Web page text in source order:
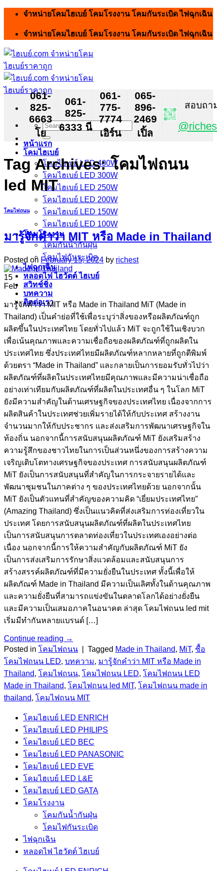
Skip
content
จำหน่ายโคมไฮเบย์ โคมโรงงาน โคมกันระเบิด ไฟฉุกเฉิน
จำหน่ายโคมไฮเบย์ โคมโรงงาน โคมกันระเบิด ไฟฉุกเฉิน
Search
for:
หน้าแรก
โคมไฮเบย์
โคมไฮเบย์ LED 400W
โคมไฮเบย์ LED 300W
โคมไฮเบย์ LED 250W
โคมไฮเบย์ LED 200W
โคมไฮเบย์ LED 150W
โคมไฮเบย์ LED 100W
โคมโรงงาน
โคมกันน้ำกันฝุ่น
โคมไฟกันระเบิด
ไฟฉุกเฉิน
หลอดไฟ ไฮวัตต์ ไฮเบย์
สวิทช์ชิ่ง
บทความ
ติดต่อเรา
061-
825-
6663
โย
061-
825-
6333 นี
061-
775-
7774
เอิร์น
065-
896-
2469
เปิ้ล
สอบถา
Tag Archives:โคมไฟถนน
led MIT
โคมไฟถนน
มารู้จักคำว่า MIT หรือ Made in Thailand
Posted on February 15, 2024 by richest
15
Feb
มารู้จักคำว่า MIT หรือ Made in Thailand MiT (Made in
Thailand) เป็นคำย่อที่ใช้เพื่อระบุว่าสิ่งของหรือผลิตภัณฑ์ถูก
ผลิตขึ้นในประเทศไทย โดยทั่วไปแล้ว MiT จะถูกใช้ในเชิงบวก
เพื่อเน้นคุณภาพและความเชื่อถือของผลิตภัณฑ์ที่ถูกผลิตใน
ประเทศไทย ซึ่งประเทศไทยมีผลิตภัณฑ์หลากหลายที่ถูกตีพิมพ์
ด้วยตรา “Made in Thailand” และกลายเป็นการยอมรับทั่วไปว่า
ผลิตภัณฑ์ที่ผลิตในประเทศไทยมีคุณภาพและมีความน่าเชื่อถือ
อย่างเท่าเทียมกับผลิตภัณฑ์ที่ผลิตในประเทศอื่น ๆ ในโลก MiT
ยังมีความสำคัญในด้านเศรษฐกิจของประเทศไทย เนื่องจากการ
ผลิตสินค้าในประเทศช่วยเพิ่มรายได้ให้กับประเทศ สร้างงาน
จำนวนมากให้กับประชากร และส่งเสริมการพัฒนาเศรษฐกิจใน
ท้องถิ่น นอกจากนี้การสนับสนุนผลิตภัณฑ์ MiT ยังเสริมสร้าง
ความรู้สึกของชาวไทยในการเป็นส่วนหนึ่งของการสร้างความ
เจริญเติบโตทางเศรษฐกิจของประเทศ การสนับสนุนผลิตภัณฑ์
MiT ยังเป็นการสนับสนุนที่สำคัญในการกระจายรายได้และ
พัฒนาชุมชนในภาคต่าง ๆ ของประเทศไทยด้วย นอกจากนั้น
MiT ยังเป็นตัวแทนที่สำคัญของความคิด “เยี่ยมประเทศไทย”
(Amazing Thailand) ซึ่งเป็นแนวคิดที่ส่งเสริมการท่องเที่ยวใน
ประเทศ โดยการสนับสนุนผลิตภัณฑ์ที่ผลิตในประเทศไทย
เป็นการสนับสนุนการตลาดท่องเที่ยวในประเทศเองอย่างต่อ
เนื่อง นอกจากนี้การให้ความสำคัญกับผลิตภัณฑ์ MiT ยัง
เป็นการส่งเสริมการรักษาสิ่งแวดล้อมและสนับสนุนการ
สร้างสรรค์ผลิตภัณฑ์ที่มีความยั่งยืนในประเทศ ทั้งนี้เพื่อให้
ผลิตภัณฑ์ Made in Thailand มีความเป็นเลิศทั้งในด้านคุณภาพ
และความยั่งยืนที่สามารถแข่งขันในตลาดโลกได้อย่างยั่งยืน
และมีความเป็นเสมอภาคในอนาคต ล่าสุด โคมไฟถนน led mit
เริ่มมีทำกันหลายแบรนด์ […]
Continue reading →
Posted in โคมไฟถนน Tagged Made in Thailand, MiT, ซื้อ
โคมไฟถนน LED, บทความ, มารู้จักคำว่า MIT หรือ Made in
Thailand, โคมไฟถนน, โคมไฟถนน LED, โคมไฟถนน LED
Made in Thailand, โคมไฟถนน led MIT, โคมไฟถนน made in
thailand, โคมไฟถนน MIT
โคมไฮเบย์ LED ENRICH
โคมไฮเบย์ LED PHILIPS
โคมไฮเบย์ LED BEC
โคมไฮเบย์ LED PANASONIC
โคมไฮเบย์ LED EVE
โคมไฮเบย์ LED L&E
โคมไฮเบย์ LED GATA
โคมโรงงาน
โคมกันน้ำกันฝุ่น
โคมไฟกันระเบิด
ไฟฉุกเฉิน
หลอดไฟ ไฮวัตต์ ไฮเบย์